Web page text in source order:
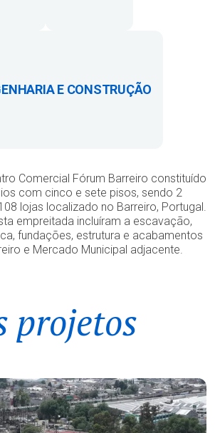
E CONSTRUÇÃO
Comercial Fórum Barreiro constituído
com cinco e sete pisos, sendo 2
lojas localizado no Barreiro, Portugal.
empreitada incluíram a escavação,
fundações, estrutura e acabamentos
e Mercado Municipal adjacente.
projetos